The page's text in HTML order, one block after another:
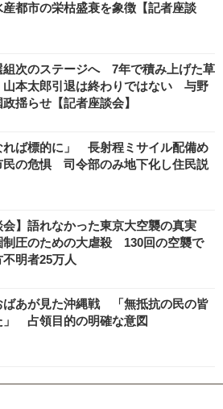
都市の栄枯盛衰を象徴【記者座談
組次のステージへ 7年で積み上げた草
本太郎引退は終わりではない 与野
揺らせ【記者座談会】
れば標的に」 長射程ミサイル配備め
民の危惧 司令部のみ地下化し住民説
会】語れなかった東京大空襲の真実
圧のための大虐殺 130回の空襲で
明者25万人
ばあが見た沖縄戦 「無抵抗の民の皆
」 占領目的の明確な意図